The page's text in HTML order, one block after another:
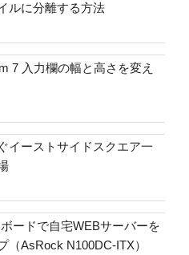
ルに分離する方法
7 入力欄の幅と高さを変え
イーストサイドスクエア一
ードで自宅WEBサーバーを
（AsRock N100DC-ITX）